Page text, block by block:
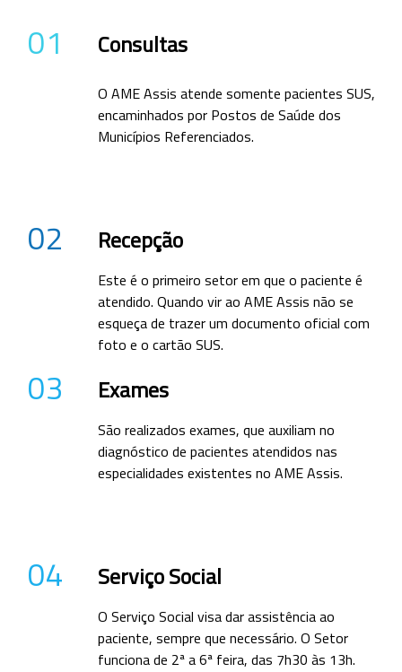
01 Consultas
O AME Assis atende somente pacientes SUS,
encaminhados por Postos de Saúde dos
Municípios Referenciados.
02 Recepção
Este é o primeiro setor em que o paciente é
atendido. Quando vir ao AME Assis não se
esqueça de trazer um documento oficial com
foto e o cartão SUS.
03 Exames
São realizados exames, que auxiliam no
diagnóstico de pacientes atendidos nas
especialidades existentes no AME Assis.
04 Serviço Social
O Serviço Social visa dar assistência ao
paciente, sempre que necessário. O Setor
funciona de 2ª a 6ª feira, das 7h30 às 13h.